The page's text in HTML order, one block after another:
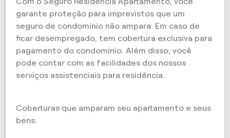
garante proteção para imprevistos que um
seguro de condomínio não ampara. Em caso de
ficar desempregado, tem cobertura exclusiva para
pagamento do condomínio. Além disso, você
pode contar com as facilidades dos nossos
serviços assistenciais para residência.
Coberturas que amparam seu apartamento e seus
bens: